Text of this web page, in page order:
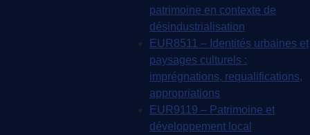
patrimoine en contexte de
désindustrialisation
EUR8511 – Identités urbaines et
paysages culturels :
imprégnations, requalifications,
appropriations
EUR9119 – Patrimoine et
développement local